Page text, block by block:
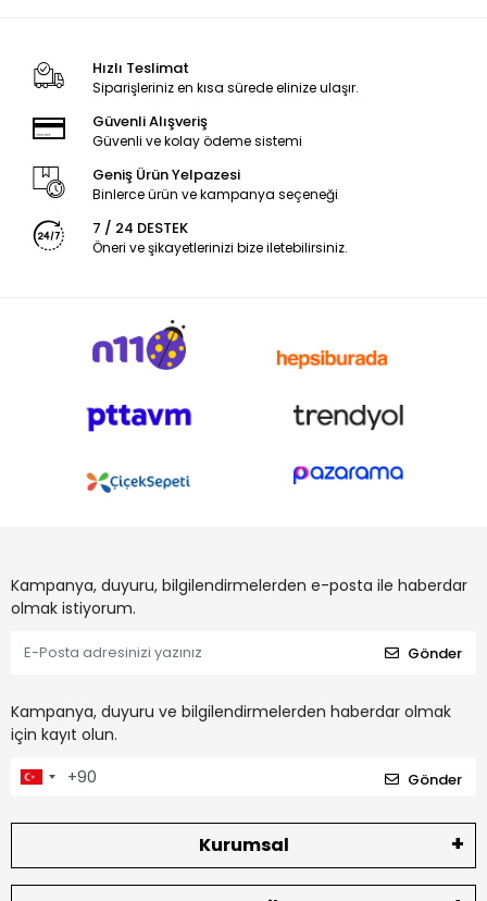
Hızlı Teslimat
Siparişleriniz en kısa sürede elinize ulaşır.
Güvenli Alışveriş
Güvenli ve kolay ödeme sistemi
Geniş Ürün Yelpazesi
Binlerce ürün ve kampanya seçeneği
7 / 24 DESTEK
Öneri ve şikayetlerinizi bize iletebilirsiniz.
Kampanya, duyuru, bilgilendirmelerden e-posta ile haberdar
olmak istiyorum.
Gönder
Kampanya, duyuru ve bilgilendirmelerden haberdar olmak
için kayıt olun.
Gönder
Kurumsal